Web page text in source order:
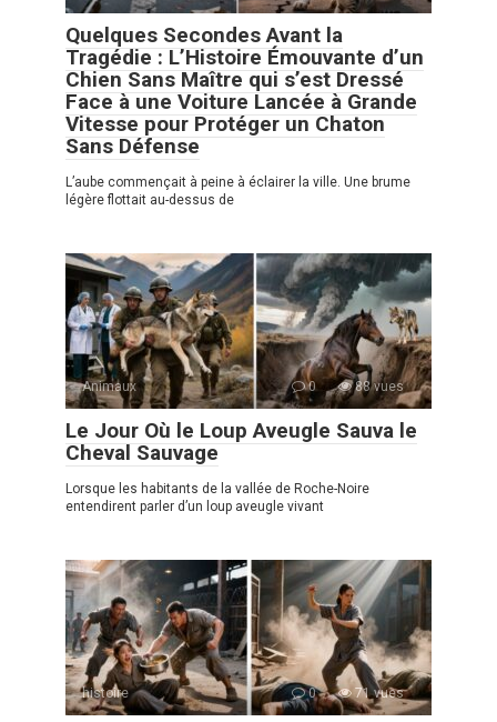
Quelques Secondes Avant la
Tragédie : L’Histoire Émouvante d’un
Chien Sans Maître qui s’est Dressé
Face à une Voiture Lancée à Grande
Vitesse pour Protéger un Chaton
Sans Défense
L’aube commençait à peine à éclairer la ville. Une brume
légère flottait au-dessus de
Animaux 0 88 vues
Le Jour Où le Loup Aveugle Sauva le
Cheval Sauvage
Lorsque les habitants de la vallée de Roche-Noire
entendirent parler d’un loup aveugle vivant
histoire 0 71 vues